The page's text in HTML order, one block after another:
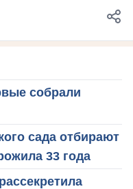
собрали
сада отбирают
33 года